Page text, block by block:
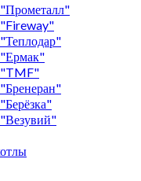
"Fireway"
"TMF"